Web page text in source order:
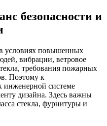
безопасности и
условиях повышенных
вибрации, ветровое
требования пожарных
Поэтому к
инженерной системе
дизайна. Здесь важны
стекла, фурнитуры и